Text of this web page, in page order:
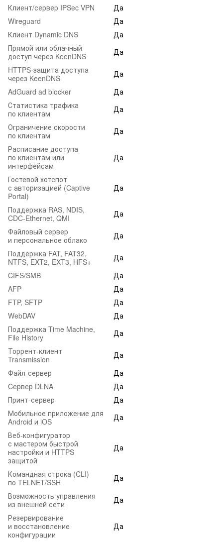
Клиент/сервер IPSec VPN
Да
Wireguard
Да
Клиент Dynamic DNS
Да
Прямой или облачный
доступ через KeenDNS
Да
HTTPS-защита доступа
через KeenDNS
Да
AdGuard ad blocker
Да
Статистика трафика
по клиентам
Да
Ограничение скорости
по клиентам
Да
Расписание доступа
по клиентам или
интерфейсам
Да
Гостевой хотспот
с авторизацией (Captive
Portal)
Да
Поддержка RAS, NDIS,
CDC‑Ethernet, QMI
Да
Файловый сервер
и персональное облако
Да
Поддержка FAT, FAT32,
NTFS, EXT2, EXT3, HFS+
Да
CIFS/SMB
Да
AFP
Да
FTP, SFTP
Да
WebDAV
Да
Поддержка Time Machine,
File History
Да
Торрент-клиент
Transmission
Да
Файл-сервер
Да
Cервер DLNA
Да
Принт-сервер
Да
Мобильное приложение для
Android и iOS
Да
Веб-конфигуратор
с мастером быстрой
настройки и HTTPS
защитой
Да
Командная строка (CLI)
по TELNET/SSH
Да
Возможность управления
из внешней сети
Да
Резервирование
и восстановление
конфигурации
Да